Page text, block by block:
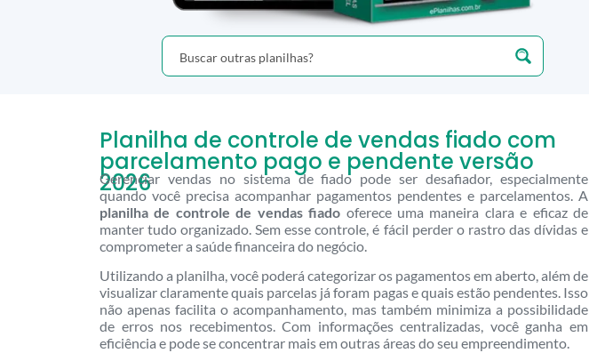
Planilha de controle de vendas fiado com
parcelamento pago e pendente versão
2026
Gerenciar vendas no sistema de fiado pode ser desafiador, especialmente
quando você precisa acompanhar pagamentos pendentes e parcelamentos. A
planilha de controle de vendas fiado oferece uma maneira clara e eficaz de
manter tudo organizado. Sem esse controle, é fácil perder o rastro das dívidas e
comprometer a saúde financeira do negócio.
Utilizando a planilha, você poderá categorizar os pagamentos em aberto, além de
visualizar claramente quais parcelas já foram pagas e quais estão pendentes. Isso
não apenas facilita o acompanhamento, mas também minimiza a possibilidade
de erros nos recebimentos. Com informações centralizadas, você ganha em
eficiência e pode se concentrar mais em outras áreas do seu empreendimento.